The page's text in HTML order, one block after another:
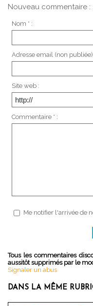
Nouveau commentaire :
Nom * :
Adresse email (non publiée)
Site web :
Commentaire * :
Me notifier l'arrivée de
Tous les commentaires
aussitôt supprimés par le
Signaler un abus
DANS LA MÊME